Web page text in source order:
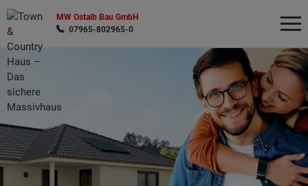
MW Ostalb Bau GmbH
07965-802965-0
Wonach möchten Sie suchen?